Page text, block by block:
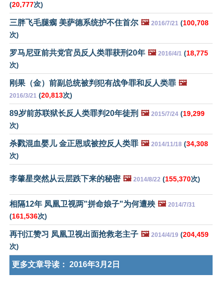
(20,777次)
三胖飞毛腿瘸 美萨德系统护不住首尔 🖼️ 2016/7/21 (100,708
次)
罗马尼亚前共党官员反人类罪获刑20年 🖼️ 2016/4/1 (18,775
次)
刚果（金）前副总统被判犯有战争罪和反人类罪 🖼️
2016/3/21 (20,813次)
89岁前苏联狱长反人类罪判20年徒刑 🖼️ 2015/7/24 (19,299
次)
杀戮混血婴儿 金正恩或被控反人类罪 🖼️ 2014/11/18 (34,308
次)
李肇星突然从云层跌下来的秘密 🖼️ 2014/8/22 (155,370次)
相隔12年 凤凰卫视两"拼命娘子"为何遭殃 🖼️ 2014/7/31
(161,536次)
再刊江赞习 凤凰卫视出面抢救老主子 🖼️ 2014/4/19 (204,459
次)
更多文章导读： 2016年3月2日